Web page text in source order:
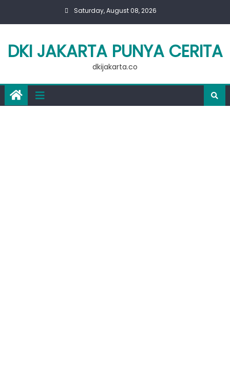
Saturday, August 08, 2026
DKI JAKARTA PUNYA CERITA
dkijakarta.co